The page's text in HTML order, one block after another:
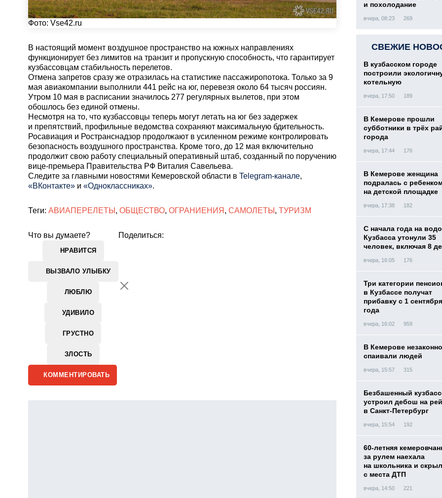
Фото: Vse42.ru
В настоящий момент воздушное пространство на южных направлениях
функционирует без лимитов на транзит и пропускную способность, что гарантирует
кузбассовцам стабильность перелетов.
Отмена запретов сразу же отразилась на статистике пассажиропотока. Только за 9
мая авиакомпании выполнили 441 рейс на юг, перевезя около 64 тысяч россиян.
Утром 10 мая в расписании значилось 277 регулярных вылетов, при этом
обошлось без единой отмены.
Несмотря на то, что кузбассовцы теперь могут летать на юг без задержек
и препятствий, профильные ведомства сохраняют максимальную бдительность.
Росавиация и Ространснадзор продолжают в усиленном режиме контролировать
безопасность воздушного пространства. Кроме того, до 12 мая включительно
продолжит свою работу специальный оперативный штаб, созданный по поручению
вице-премьера Правительства РФ Виталия Савельева.
Cледите за главными новостями Кемеровской области в Telegram-канале,
«ВКонтакте» и «Одноклассниках».
Теги: АВИАПЕРЕЛЕТЫ , ОБЩЕСТВО, ОГРАНИЕНИЯ , САМОЛЕТЫ , ТУРИЗМ
Что вы думаете?
НРАВИТСЯ
ВЫЗВАЛО УЛЫБКУ
ЛЮБЛЮ
УДИВИЛО
ГРУСТНО
ЗЛОСТЬ
Поделиться:
КОММЕНТИРОВАТЬ
и похолодание
вчера, 08:23 269
СВЕЖИЕ
В кузбасском городе
построили
котельную
вчера, 17:50 189
В Кемерове прошли
субботники в трёх
города
вчера, 17:44 176
В Кемерове женщина
подралась с
на детской площадке
вчера, 17:38 182
С начала года на
Кузбасса утонули 35
человек, включая 8
вчера, 16:05 176
Три категории
в Кузбассе получат
прибавку с 1
года
вчера, 16:02 959
В Кемерове незаконно
спаивали людей
вчера, 15:57 315
Безбашенный
устроил дебош на
в Санкт-Петербург
вчера, 15:54 192
60-летняя
за рулем наехала
на школьника и
с места ДТП
вчера, 14:50 221